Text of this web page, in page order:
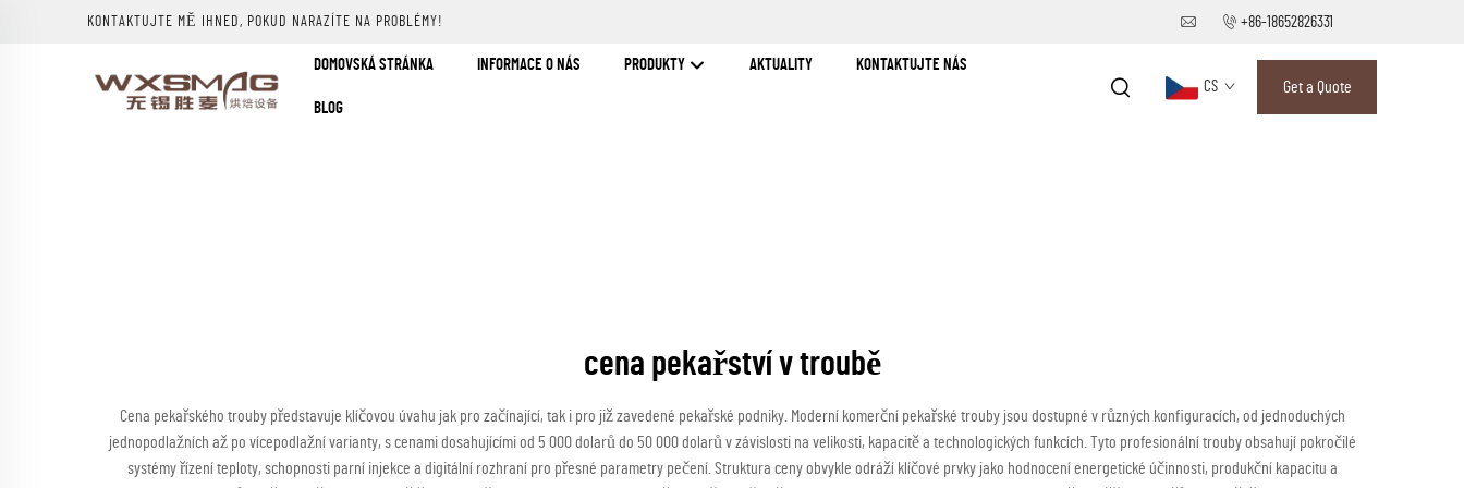
KONTAKTUJTE MĚ IHNED, POKUD NARAZÍTE NA PROBLÉMY! +86-18652826331
DOMOVSKÁ STRÁNKA INFORMACE O NÁS PRODUKTY AKTUALITY KONTAKTUJTE NÁS
BLOG
CS Get a Quote
cena pekařství v troubě
Cena pekařského trouby představuje klíčovou úvahu jak pro začínající, tak i pro již zavedené pekařské podniky. Moderní komerční pekařské trouby jsou dostupné v různých konfiguracích, od jednoduchých
jednopodlažních až po vícepodlažní varianty, s cenami dosahujícími od 5 000 dolarů do 50 000 dolarů v závislosti na velikosti, kapacitě a technologických funkcích. Tyto profesionální trouby obsahují pokročilé
systémy řízení teploty, schopnosti parní injekce a digitální rozhraní pro přesné parametry pečení. Struktura ceny obvykle odráží klíčové prvky jako hodnocení energetické účinnosti, produkční kapacitu a